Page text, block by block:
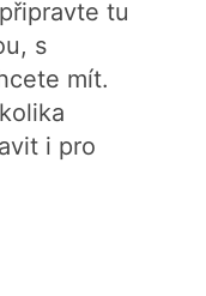
tu
s
mít.
i pro